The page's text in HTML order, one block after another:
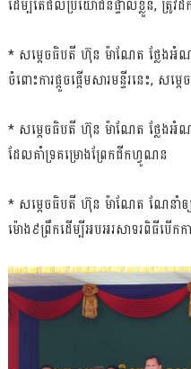
ដើម្បីតែផលប្រយោជន៍ផ្ទាល់ខ្លួន, ត្រូវដ
* សម្ដេចធិបតី ហ៊ុន ម៉ាណែត ថ្លែងអំ
ចំពោះការផ្ដួចផ្ដើមសារមន្ទីរនេះ, ស
* សម្ដេចធិបតី ហ៊ុន ម៉ាណែត ថ្លែងអំ
ដែលគាំទ្រគម្រោងព្រែកជីកហ្វូណន
* សម្ដេចធិបតី ហ៊ុន ម៉ាណែត ណែនាំឲ្
ម៉ោង៩ព្រឹកដើម្បីអបអរសាទរពិធីបើកក